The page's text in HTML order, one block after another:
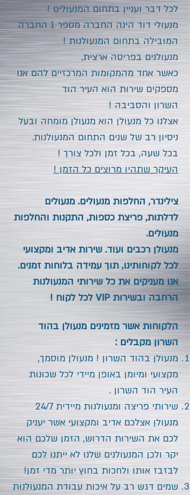
לכל דבר ועניין בתחום המנעולים !
מנעולי דוד הינה החברה מספר 1 החברה
המובילה בתחום המנעולנות !
מנעולנים בפריסה ארצית,
כאשר אחד מהמקומות המרכזיים להם אנו
מספקים שירות הוא העירהוד
השרון והסביבה !
אצלנו כל מנעולן הוא מנעולן מומחה ובעל
ניסיון רב של שנים התחום המנעולנות.
בכל שעה, בכל זמן ולכל צורך !
העיקר שתהיו מרוצים כל הזמן !
צילינדר, החלפות מנעולים. מנעולים
לדלתות, פריצת כספות, התקנות והחלפות
מנעולים.
מנעולן רכבים ועוד. שירות אדיב ומקצועי
לכל לקוחותינו, תוך עמידה בלוחות זמנים.
אנו מעניקים את כל שירותי המנעולנות
הרחבה ובשירות VIP לכל לקוח !
הלקוחות אשר מזמינים מנעולן בהוד
השרון מקבלים :
מנעולן בהוד השרון ! מנעולן מוסמך,
מקצועי ומיומן באופן מיידי לכל שכונות
העיר הוד השרון .
שירותי פריצה ומנעולנות מיידית 24/7
מנעולן אצלכם אדיב ומקצועי אשר יעניק
לכם את השירות הדרוש, הזמן שלכם הוא
יקר ולכן המנעולנים שלנו לא ייתנו לכם
לבזבז אותו ולחכות בחוץ יותר מדי זמן!
שמים דגש רב על איכות עבודת המנעולנות